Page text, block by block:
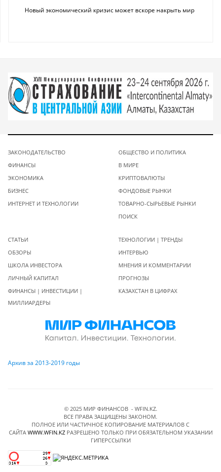
Новый экономический кризис может вскоре накрыть мир
ЗАКОНОДАТЕЛЬСТВО
ФИНАНСЫ
ЭКОНОМИКА
БИЗНЕС
ИНТЕРНЕТ И ТЕХНОЛОГИИ
ОБЩЕСТВО И ПОЛИТИКА
В МИРЕ
КРИПТОВАЛЮТЫ
ФОНДОВЫЕ РЫНКИ
ТОВАРНО-СЫРЬЕВЫЕ РЫНКИ
ПОИСК
СТАТЬИ
ОБЗОРЫ
ШКОЛА ИНВЕСТОРА
ЛИЧНЫЙ КАПИТАЛ
ФИНАНСЫ | ИНВЕСТИЦИИ |
МИЛЛИАРДЕРЫ
ТЕХНОЛОГИИ | ТРЕНДЫ
ИНТЕРВЬЮ
МНЕНИЯ И КОММЕНТАРИИ
ПРОГНОЗЫ
КАЗАХСТАН В ЦИФРАХ
Архив за 2013-2019 годы
© 2025 МИР ФИНАНСОВ - WFIN.KZ.
ВСЕ ПРАВА ЗАЩИЩЕНЫ ЗАКОНОМ.
ПОЛНОЕ ИЛИ ЧАСТИЧНОЕ КОПИРОВАНИЕ МАТЕРИАЛОВ C
САЙТА WWW.WFIN.KZРАЗРЕШЕНО ТОЛЬКО ПРИ ОБЯЗАТЕЛЬНОМ УКАЗАНИИ
ГИПЕРССЫЛКИ